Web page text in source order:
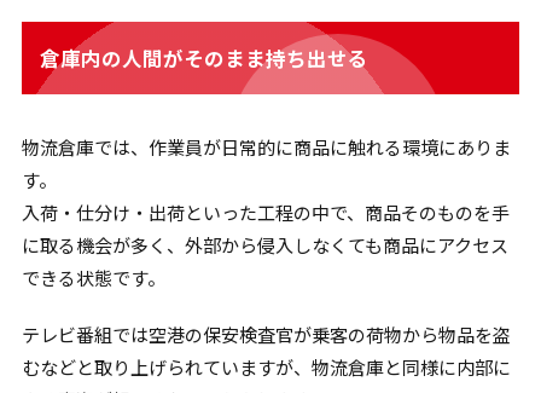
倉庫内の人間がそのまま持ち出せる
物流倉庫では、作業員が日常的に商品に触れる環境にありま
す。
入荷・仕分け・出荷といった工程の中で、商品そのものを手
に取る機会が多く、外部から侵入しなくても商品にアクセス
できる状態です。
テレビ番組では空港の保安検査官が乗客の荷物から物品を盗
むなどと取り上げられていますが、物流倉庫と同様に内部に